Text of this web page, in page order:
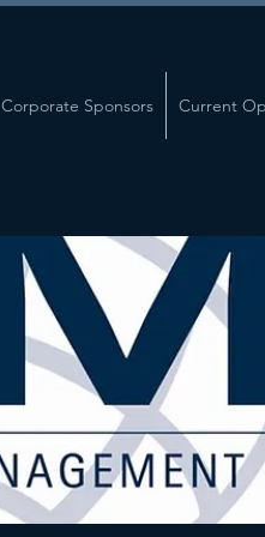
Corporate Sponsors Current